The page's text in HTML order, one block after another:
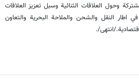
وحول العلاقات الثنائية وسبل تعزيز العلاقات
اطار النقل والشحن والملاحة البحرية والتعاون
انتهى/.